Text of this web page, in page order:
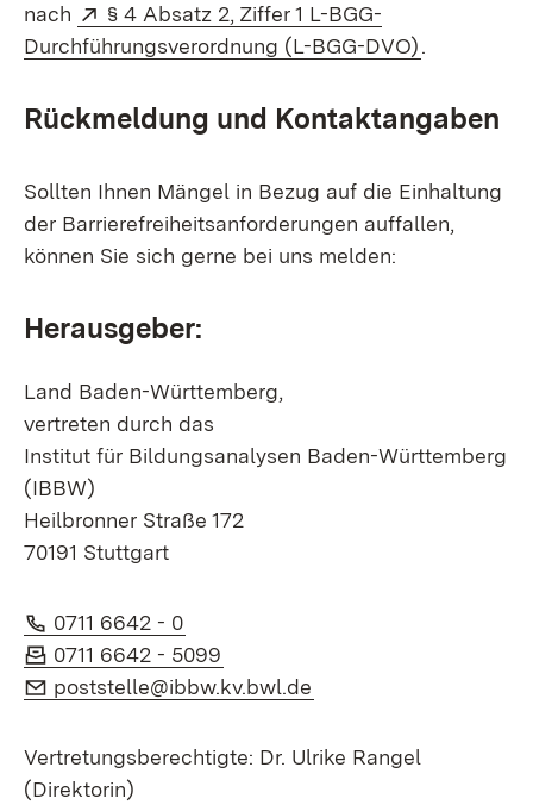
nach Extern:
§ 4 Absatz 2, Ziffer 1 L-BGG-
Durchführungsverordnung (L-BGG-DVO).
Rückmeldung und Kontaktangaben
Sollten Ihnen Mängel in Bezug auf die Einhaltung
der Barrierefreiheitsanforderungen auffallen,
können Sie sich gerne bei uns melden:
Herausgeber:
Land Baden-Württemberg,
vertreten durch das
Institut für Bildungsanalysen Baden-Württemberg
(IBBW)
Heilbronner Straße 172
70191 Stuttgart
Telefon:
0711 6642 - 0
Fax:
0711 6642 - 5099
E-Mail:
poststelle@ibbw.kv.bwl.de
Vertretungsberechtigte: Dr. Ulrike Rangel
(Direktorin)